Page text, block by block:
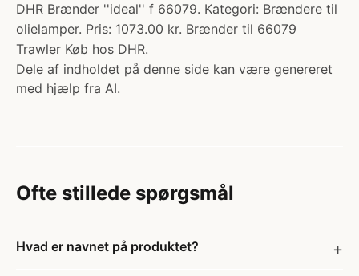
DHR Brænder ''ideal'' f 66079. Kategori: Brændere til
olielamper. Pris: 1073.00 kr. Brænder til 66079
Trawler Køb hos DHR.
Dele af indholdet på denne side kan være genereret
med hjælp fra AI.
Ofte stillede spørgsmål
Hvad er navnet på produktet?